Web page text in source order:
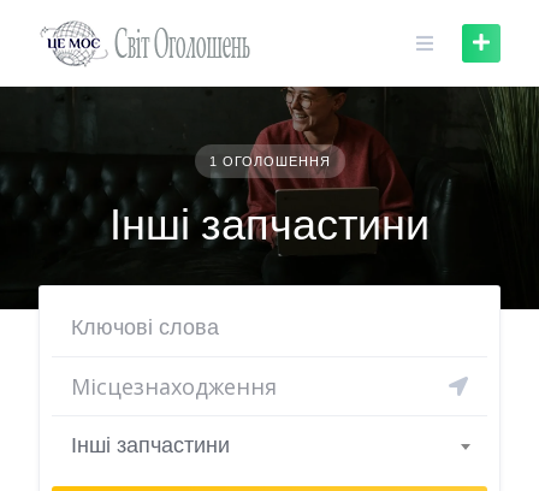
1 ОГОЛОШЕННЯ
Інші запчастини
Інші запчастини